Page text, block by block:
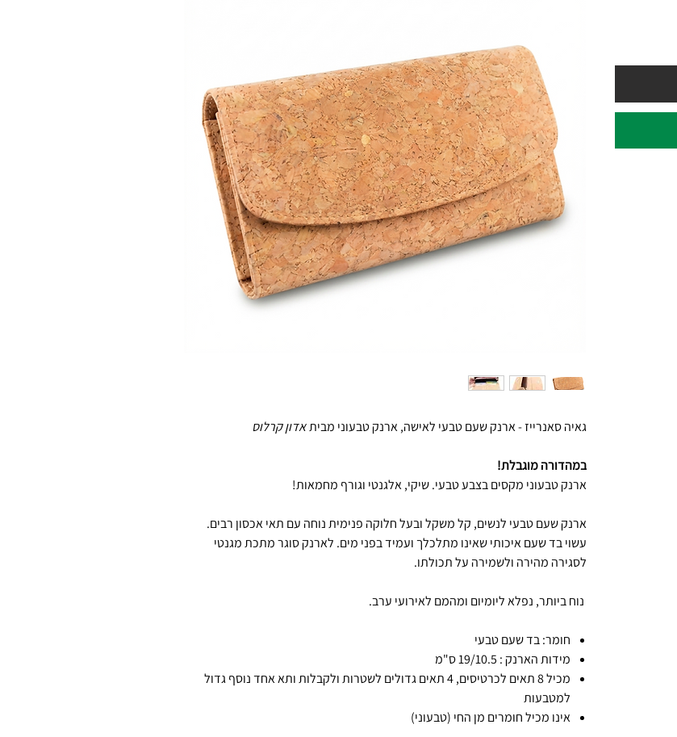
גאיה סאנרייז - ארנק שעם טבעי לאישה, ארנק טבעוני מביתאדון קרלוס
במהדורה מוגבלת!
ארנק טבעוני מקסים בצבע טבעי. שיקי, אלגנטי וגורף מחמאות!
ארנק שעם טבעי לנשים, קל משקל ובעל חלוקה פנימית נוחה עם תאי אכסון רבים.
עשוי בד שעם איכותי שאינו מתלכלך ועמיד בפני מים. לארנק סוגר מתכת מגנטי
לסגירה מהירה ולשמירה על תכולתו.
נוח ביותר, נפלא ליומיום ומהמם לאירועי ערב.
חומר: בד שעם טבעי
מידות הארנק : 19/10.5 ס"מ
מכיל 8 תאים לכרטיסים, 4 תאים גדולים לשטרות ולקבלות ותא אחד נוסף גדול
למטבעות
אינו מכיל חומרים מן החי (טבעוני)